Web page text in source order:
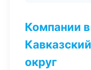
Компании
округ